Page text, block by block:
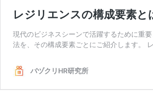
レジリエンスの構成要素
現代のビジネスシーンで活躍するために重
法を、その構成要素ごとにご紹介します。
バヅクリHR研究所